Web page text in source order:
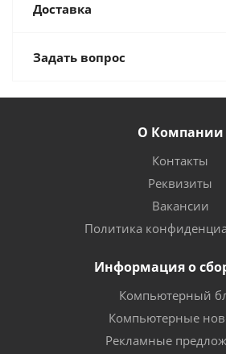
Доставка
Задать вопрос
О Компании
Контакты
Реквизиты
Вакансии
Политика
Информация о
Компьютерный
Компьютерные
Рекламные